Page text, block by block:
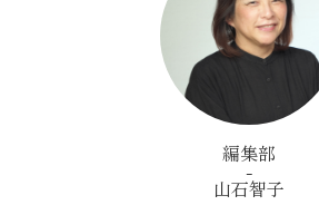
編集部
山石智子